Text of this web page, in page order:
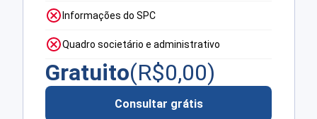
Informações do SPC
Quadro societário e administrativo
Gratuito(R$0,00)
Consultar grátis